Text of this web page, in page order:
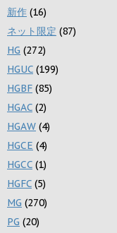
新作 (16)
ネット限定 (87)
HG (272)
HGUC (199)
HGBF (85)
HGAC (2)
HGAW (4)
HGCE (4)
HGCC (1)
HGFC (5)
MG (270)
PG (20)